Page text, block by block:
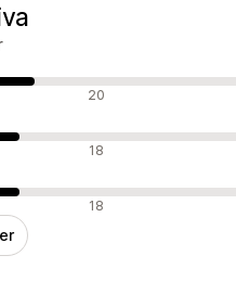
20
18
18